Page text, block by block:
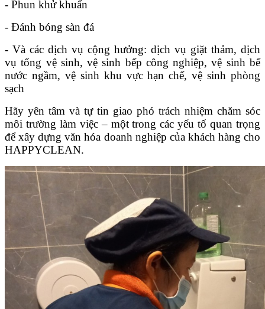
- Phun khử khuẩn
- Đánh bóng sàn đá
- Và các dịch vụ cộng hưởng: dịch vụ giặt thảm, dịch
vụ tổng vệ sinh, vệ sinh bếp công nghiệp, vệ sinh bể
nước ngầm, vệ sinh khu vực hạn chế, vệ sinh phòng
sạch
Hãy yên tâm và tự tin giao phó trách nhiệm chăm sóc
môi trường làm việc – một trong các yếu tố quan trọng
để xây dựng văn hóa doanh nghiệp của khách hàng cho
HAPPYCLEAN.